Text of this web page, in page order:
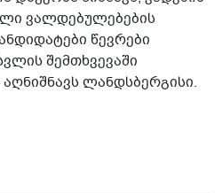
ვალდებულებების
წევრები
შემთხვევაში
აღნიშნავს ლანდსბერგისი.